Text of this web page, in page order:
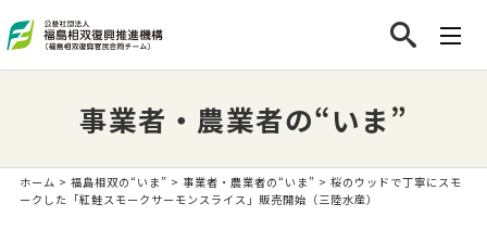
事業者・農業者の“いま”
ホーム > 福島相双の“いま” > 事業者・農業者の“いま” > 桜のウッドで丁寧にスモ
ークした「紅鮭スモークサーモンスライス」販売開始（三陸水産）